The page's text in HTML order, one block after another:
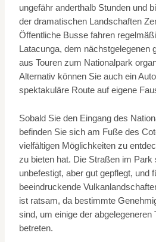
ungefähr anderthalb Stunden und
der dramatischen Landschaften
Öffentliche Busse fahren
Latacunga, dem nächstgelegenen
aus Touren zum Nationalpark
Alternativ können Sie auch ein
spektakuläre Route auf eigene
Sobald Sie den Eingang des
befinden Sie sich am Fuße des
vielfältigen Möglichkeiten zu
zu bieten hat. Die Straßen im Park
unbefestigt, aber gut gepflegt, und
beeindruckende
ist ratsam, da bestimmte
sind, um einige der abgelegeneren
betreten.